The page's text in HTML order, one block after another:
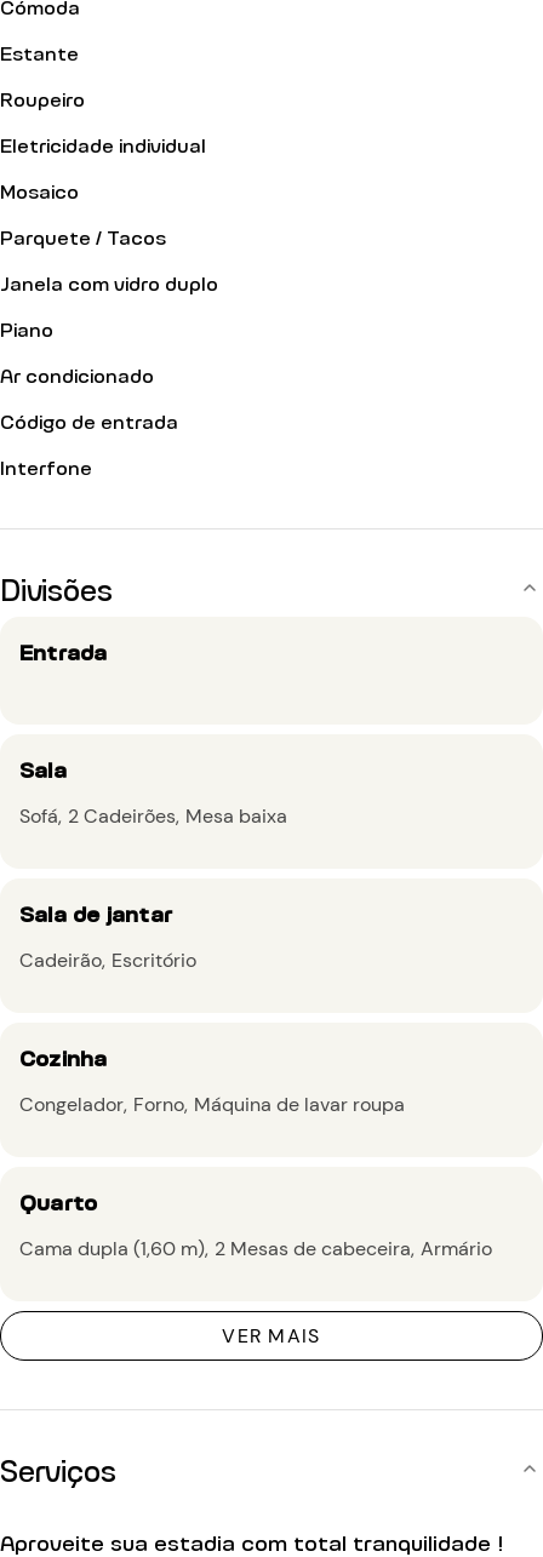
Cómoda
Estante
Roupeiro
Eletricidade individual
Mosaico
Parquete / Tacos
Janela com vidro duplo
Piano
Ar condicionado
Código de entrada
Interfone
Divisões
Entrada
Sala
Sofá 2 Cadeirões Mesa baixa
Sala de jantar
Cadeirão Escritório
Cozinha
Congelador Forno Máquina de lavar roupa
Quarto
Cama dupla (1,60 m) 2 Mesas de cabeceira Armário
VER MAIS
Serviços
Aproveite sua estadia com total tranquilidade !